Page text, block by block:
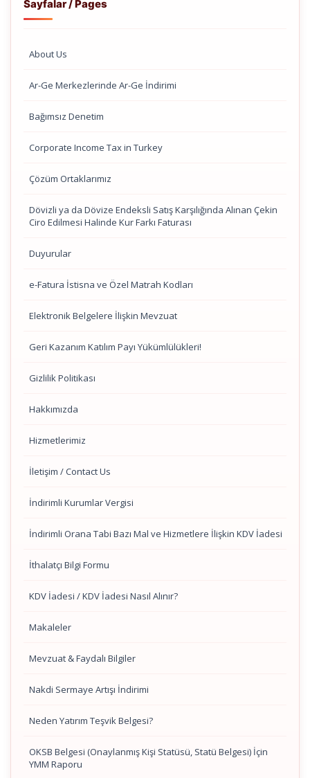
Sayfalar / Pages
About Us
Ar-Ge Merkezlerinde Ar-Ge İndirimi
Bağımsız Denetim
Corporate Income Tax in Turkey
Çözüm Ortaklarımız
Dövizli ya da Dövize Endeksli Satış Karşılığında Alınan Çekin
Ciro Edilmesi Halinde Kur Farkı Faturası
Duyurular
e-Fatura İstisna ve Özel Matrah Kodları
Elektronik Belgelere İlişkin Mevzuat
Geri Kazanım Katılım Payı Yükümlülükleri!
Gizlilik Politikası
Hakkımızda
Hizmetlerimiz
İletişim / Contact Us
İndirimli Kurumlar Vergisi
İndirimli Orana Tabi Bazı Mal ve Hizmetlere İlişkin KDV İadesi
İthalatçı Bilgi Formu
KDV İadesi / KDV İadesi Nasıl Alınır?
Makaleler
Mevzuat & Faydalı Bilgiler
Nakdi Sermaye Artışı İndirimi
Neden Yatırım Teşvik Belgesi?
OKSB Belgesi (Onaylanmış Kişi Statüsü, Statü Belgesi) İçin
YMM Raporu